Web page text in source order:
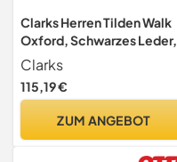
Clarks Herren Tilden Walk
Oxford, Schwarzes Leder,
48 EU
Clarks
115,19 €
ZUM ANGEBOT